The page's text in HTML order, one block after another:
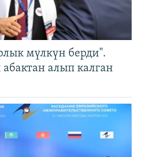
мүлкүн берди".
алып калган